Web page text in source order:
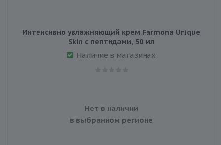
Интенсивно увлажняющий крем Farmona Unique
Skin с пептидами, 50 мл
Наличие в магазинах
Нет в наличии
в выбранном регионе